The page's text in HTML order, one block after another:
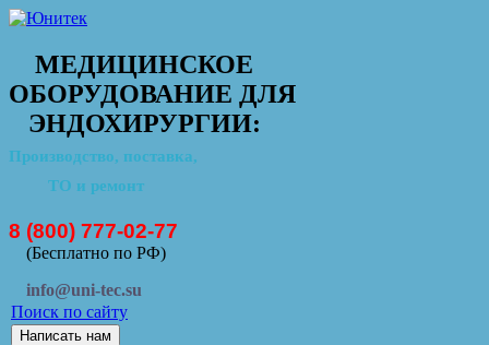
МЕДИЦИНСКОЕ
ОБОРУДОВАНИЕ ДЛЯ
ЭНДОХИРУРГИИ:
Производство, поставка,
ТО и ремонт
8 (800) 777-02-77
(Бесплатно по РФ)
info@uni-tec.su
Поиск по сайту
Написать нам